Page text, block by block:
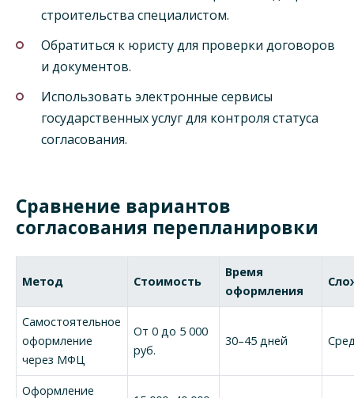
строительства специалистом.
Обратиться к юристу для проверки договоров
и документов.
Использовать электронные сервисы
государственных услуг для контроля статуса
согласования.
Сравнение вариантов
согласования перепланировки
Метод Стоимость
Время
оформления
Самостоятельное
оформление
через МФЦ
От 0 до 5 000
руб.
30–45 дней
Оформление